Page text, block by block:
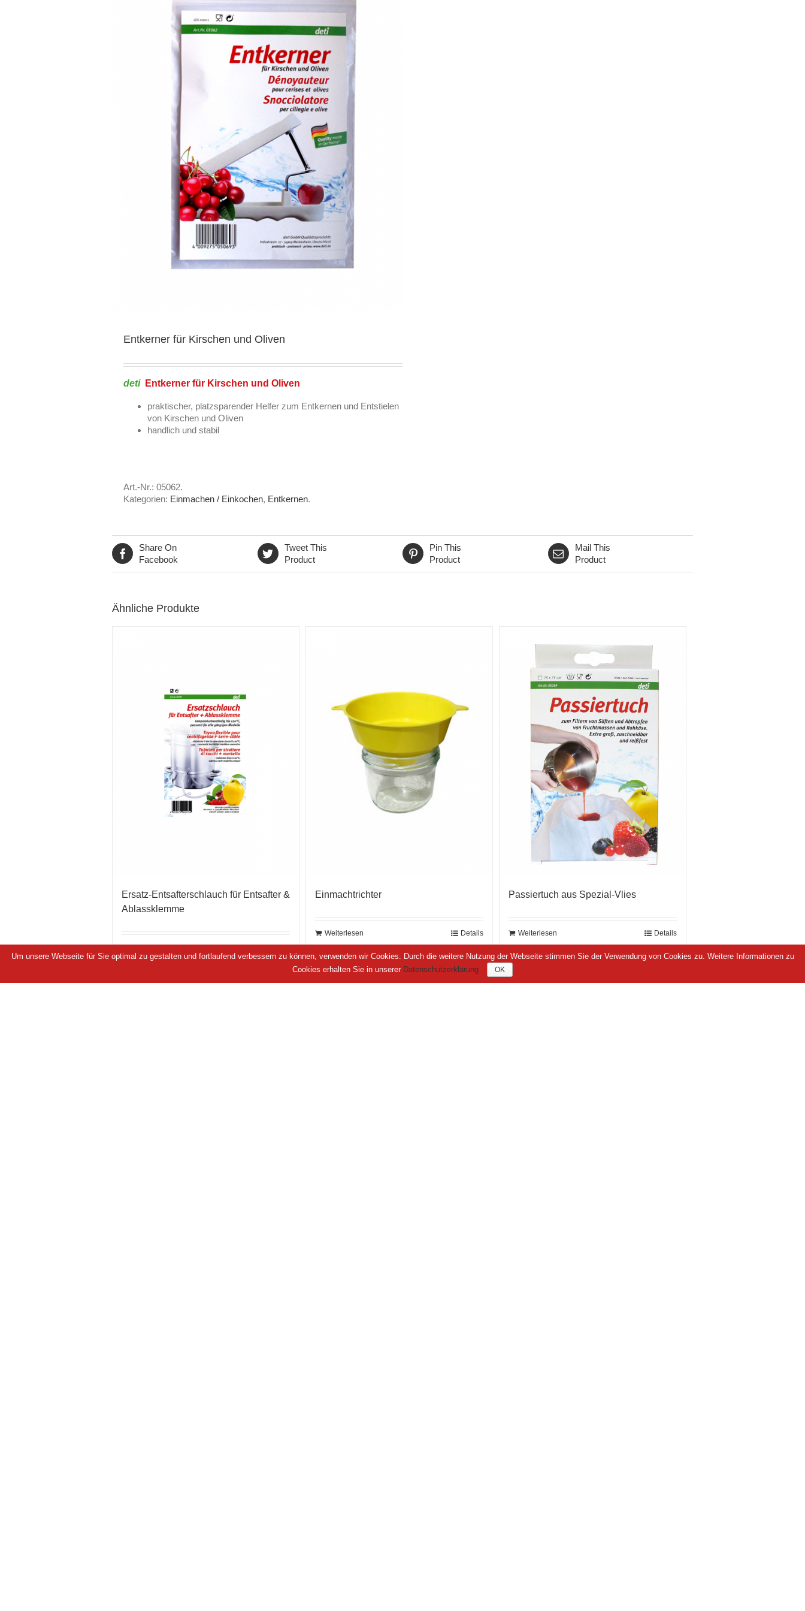
Entkerner für Kirschen und Oliven
deti Entkerner für Kirschen und Oliven
praktischer, platzsparender Helfer zum Entkernen und Entstielen
von Kirschen und Oliven
handlich und stabil
Art.-Nr.:05062.
Kategorien: Einmachen / Einkochen, Entkernen.
Share On
Facebook
Tweet This
Product
Pin This
Product
Mail This
Product
Ähnliche Produkte
Ersatz-Entsafterschlauch für Entsafter &
Ablassklemme
Weiterlesen Details
Einmachtrichter
Weiterlesen Details
Passiertuch aus Spezial-Vlies
Weiterlesen Details
Um unsere Webseite für Sie optimal zu gestalten und fortlaufend verbessern zu können, verwenden wir Cookies. Durch die weitere Nutzung der Webseite stimmen Sie der Verwendung von Cookies zu. Weitere Informationen zu
Cookies erhalten Sie in unserer Datenschutzerklärung OK